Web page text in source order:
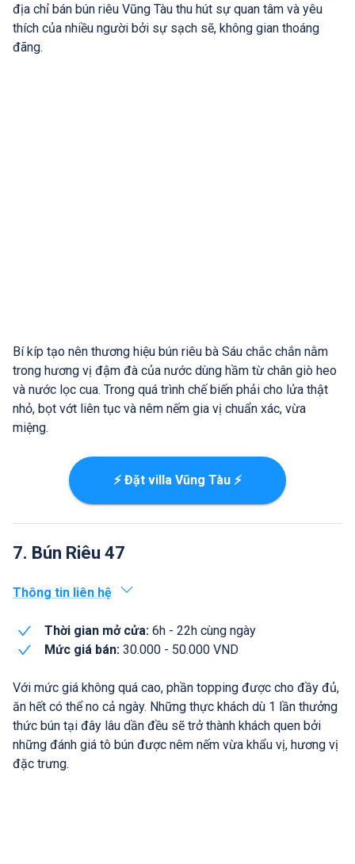
địa chỉ bán bún riêu Vũng Tàu thu hút sự quan tâm và yêu
thích của nhiều người bởi sự sạch sẽ, không gian thoáng
đãng.
Bí kíp tạo nên thương hiệu bún riêu bà Sáu chắc chắn nằm
trong hương vị đậm đà của nước dùng hầm từ chân giò heo
và nước lọc cua. Trong quá trình chế biến phải cho lửa thật
nhỏ, bọt vớt liên tục và nêm nếm gia vị chuẩn xác, vừa
miệng.
⚡ Đặt villa Vũng Tàu ⚡
7. Bún Riêu 47
Thông tin liên hệ
Thời gian mở cửa: 6h - 22h cùng ngày
Mức giá bán: 30.000 - 50.000 VND
Với mức giá không quá cao, phần topping được cho đầy đủ,
ăn hết có thể no cả ngày. Những thực khách dù 1 lần thưởng
thức bún tại đây lâu dần đều sẽ trở thành khách quen bởi
những đánh giá tô bún được nêm nếm vừa khẩu vị, hương vị
đặc trưng.